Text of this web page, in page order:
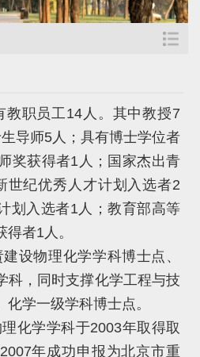
员工14人。其中教授7
导师5人；具有博士学位者
奖获得者1人；国家杰出青
世纪优秀人才计划入选者2
划入选者1人；教育部高等
者1人。
物理化学学科博士点、
科，同时支撑化学工程与技
学一级学科博士点。
学学科于2003年取得取
年成功申报为北京市重